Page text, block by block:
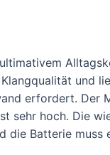
und
erfordert. Der
sehr hoch. Die
die Batterie